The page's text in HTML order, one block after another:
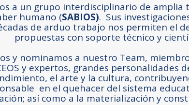
a un grupo interdisciplinario de
humano (SABIOS). Sus
de arduo trabajo nos permiten el
propuestas con soporte técnico y
y nominamos a nuestro Team,
y expertos, grandes personalidades
el arte y la cultura,
en el quehacer del sistema
así como a la materialización y